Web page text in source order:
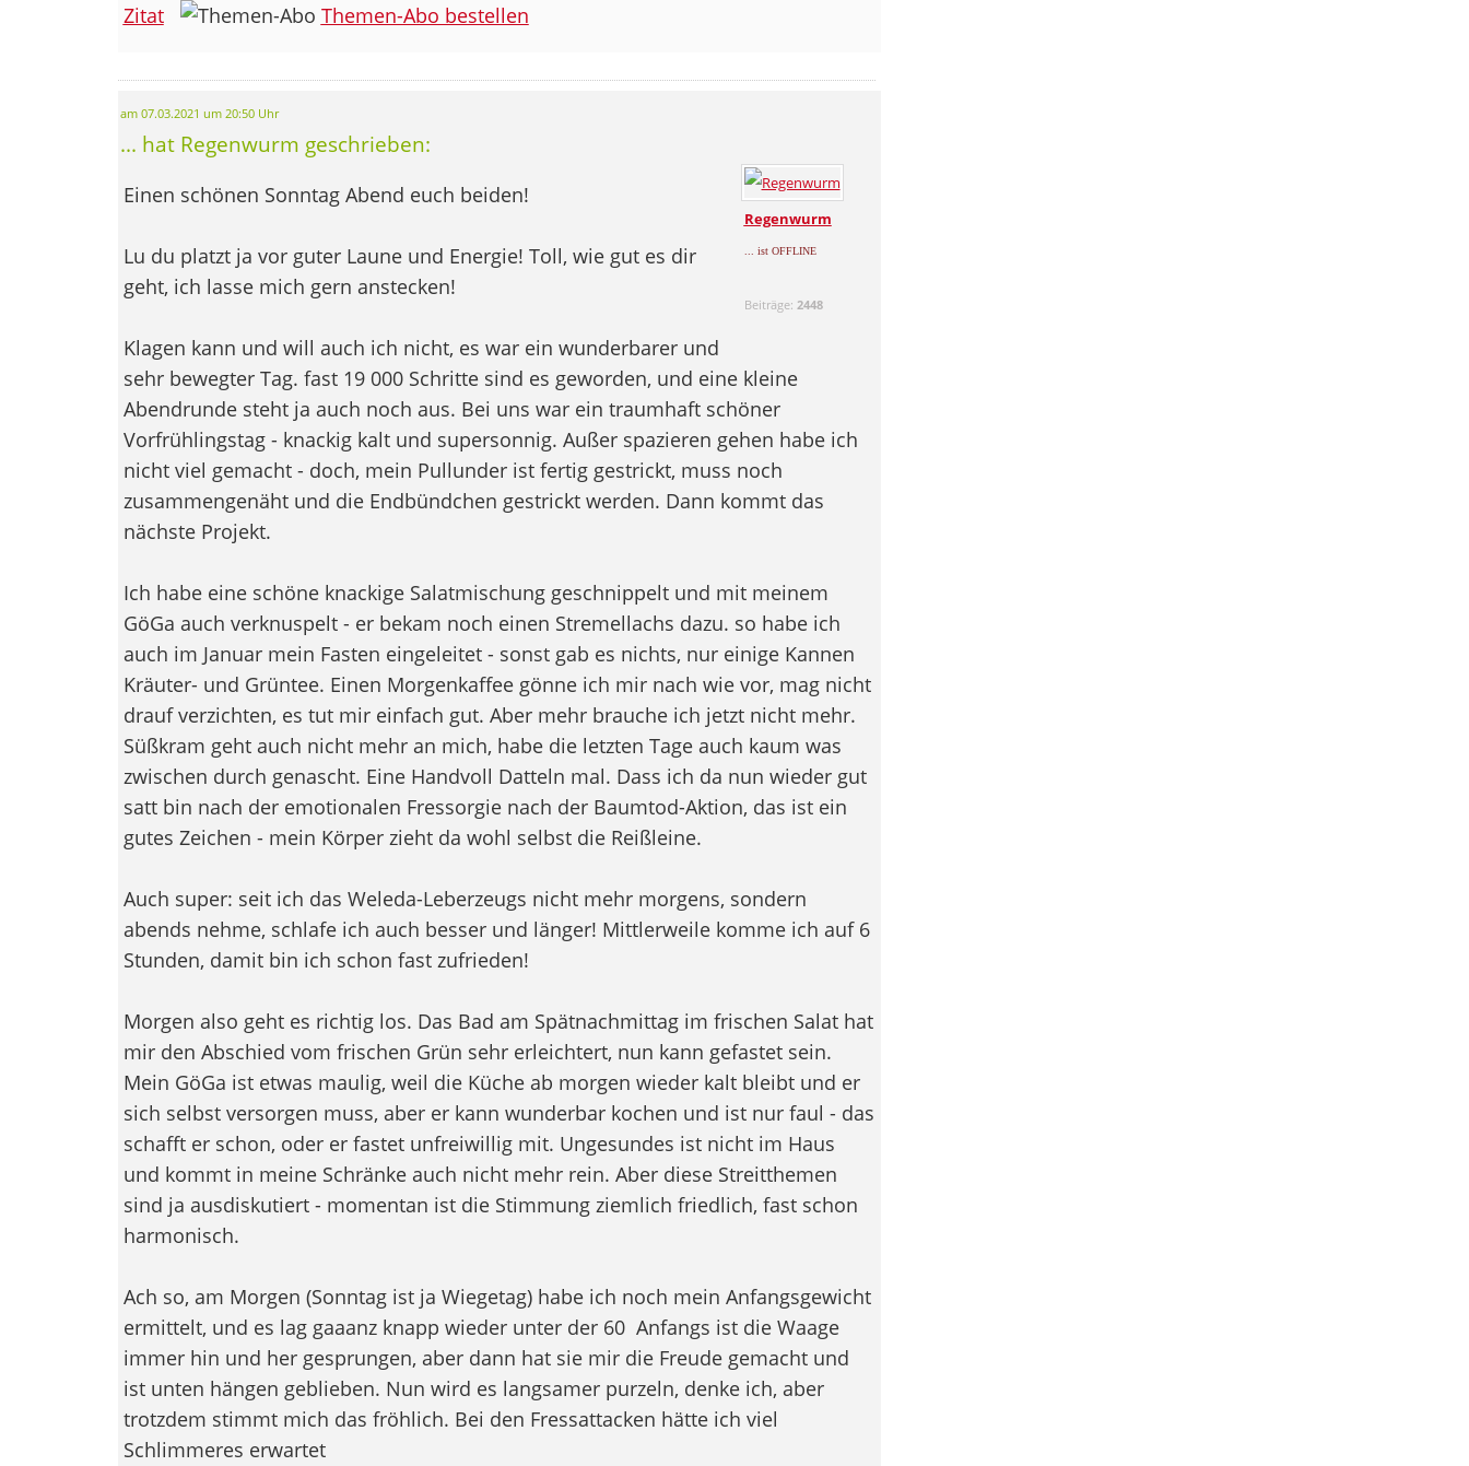
Zitat
Themen-Abo bestellen
am 07.03.2021 um 20:50 Uhr
... hat Regenwurm geschrieben:
Regenwurm
... ist OFFLINE
Beiträge: 2448
Einen schönen Sonntag Abend euch beiden!
Lu du platzt ja vor guter Laune und Energie! Toll, wie gut es dir
geht, ich lasse mich gern anstecken!
Klagen kann und will auch ich nicht, es war ein wunderbarer und
sehr bewegter Tag. fast 19 000 Schritte sind es geworden, und eine kleine
Abendrunde steht ja auch noch aus. Bei uns war ein traumhaft schöner
Vorfrühlingstag - knackig kalt und supersonnig. Außer spazieren gehen habe ich
nicht viel gemacht - doch, mein Pullunder ist fertig gestrickt, muss noch
zusammengenäht und die Endbündchen gestrickt werden. Dann kommt das
nächste Projekt.
Ich habe eine schöne knackige Salatmischung geschnippelt und mit meinem
GöGa auch verknuspelt - er bekam noch einen Stremellachs dazu. so habe ich
auch im Januar mein Fasten eingeleitet - sonst gab es nichts, nur einige Kannen
Kräuter- und Grüntee. Einen Morgenkaffee gönne ich mir nach wie vor, mag nicht
drauf verzichten, es tut mir einfach gut. Aber mehr brauche ich jetzt nicht mehr.
Süßkram geht auch nicht mehr an mich, habe die letzten Tage auch kaum was
zwischen durch genascht. Eine Handvoll Datteln mal. Dass ich da nun wieder gut
satt bin nach der emotionalen Fressorgie nach der Baumtod-Aktion, das ist ein
gutes Zeichen - mein Körper zieht da wohl selbst die Reißleine.
Auch super: seit ich das Weleda-Leberzeugs nicht mehr morgens, sondern
abends nehme, schlafe ich auch besser und länger! Mittlerweile komme ich auf 6
Stunden, damit bin ich schon fast zufrieden!
Morgen also geht es richtig los. Das Bad am Spätnachmittag im frischen Salat hat
mir den Abschied vom frischen Grün sehr erleichtert, nun kann gefastet sein.
Mein GöGa ist etwas maulig, weil die Küche ab morgen wieder kalt bleibt und er
sich selbst versorgen muss, aber er kann wunderbar kochen und ist nur faul - das
schafft er schon, oder er fastet unfreiwillig mit. Ungesundes ist nicht im Haus
und kommt in meine Schränke auch nicht mehr rein. Aber diese Streitthemen
sind ja ausdiskutiert - momentan ist die Stimmung ziemlich friedlich, fast schon
harmonisch.
Ach so, am Morgen (Sonntag ist ja Wiegetag) habe ich noch mein Anfangsgewicht
ermittelt, und es lag gaaanz knapp wieder unter der 60 Anfangs ist die Waage
immer hin und her gesprungen, aber dann hat sie mir die Freude gemacht und
ist unten hängen geblieben. Nun wird es langsamer purzeln, denke ich, aber
trotzdem stimmt mich das fröhlich. Bei den Fressattacken hätte ich viel
Schlimmeres erwartet